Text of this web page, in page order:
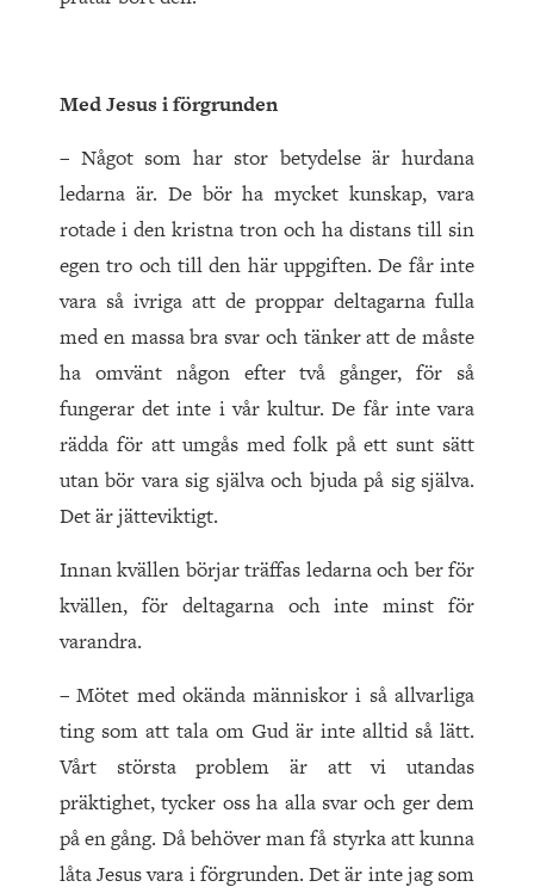
Med Jesus i förgrunden
– Något som har stor betydelse är hurdana
ledarna är. De bör ha mycket kunskap, vara
rotade i den kristna tron och ha distans till sin
egen tro och till den här uppgiften. De får inte
vara så ivriga att de proppar deltagarna fulla
med en massa bra svar och tänker att de måste
ha omvänt någon efter två gånger, för så
fungerar det inte i vår kultur. De får inte vara
rädda för att umgås med folk på ett sunt sätt
utan bör vara sig själva och bjuda på sig själva.
Det är jätteviktigt.
Innan kvällen börjar träffas ledarna och ber för
kvällen, för deltagarna och inte minst för
varandra.
– Mötet med okända människor i så allvarliga
ting som att tala om Gud är inte alltid så lätt.
Vårt största problem är att vi utandas
präktighet, tycker oss ha alla svar och ger dem
på en gång. Då behöver man få styrka att kunna
låta Jesus vara i förgrunden. Det är inte jag som